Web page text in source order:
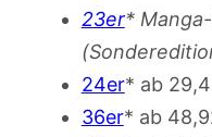
23er*
24er* ab
36er* ab